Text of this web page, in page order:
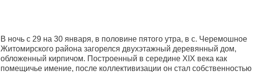
В ночь с 29 на 30 января, в половине пятого утра, в с. Черемошное
Житомирского района загорелся двухэтажный деревянный дом,
обложенный кирпичом. Построенный в середине XIX века как
помещичье имение, после коллективизации он стал собственностью